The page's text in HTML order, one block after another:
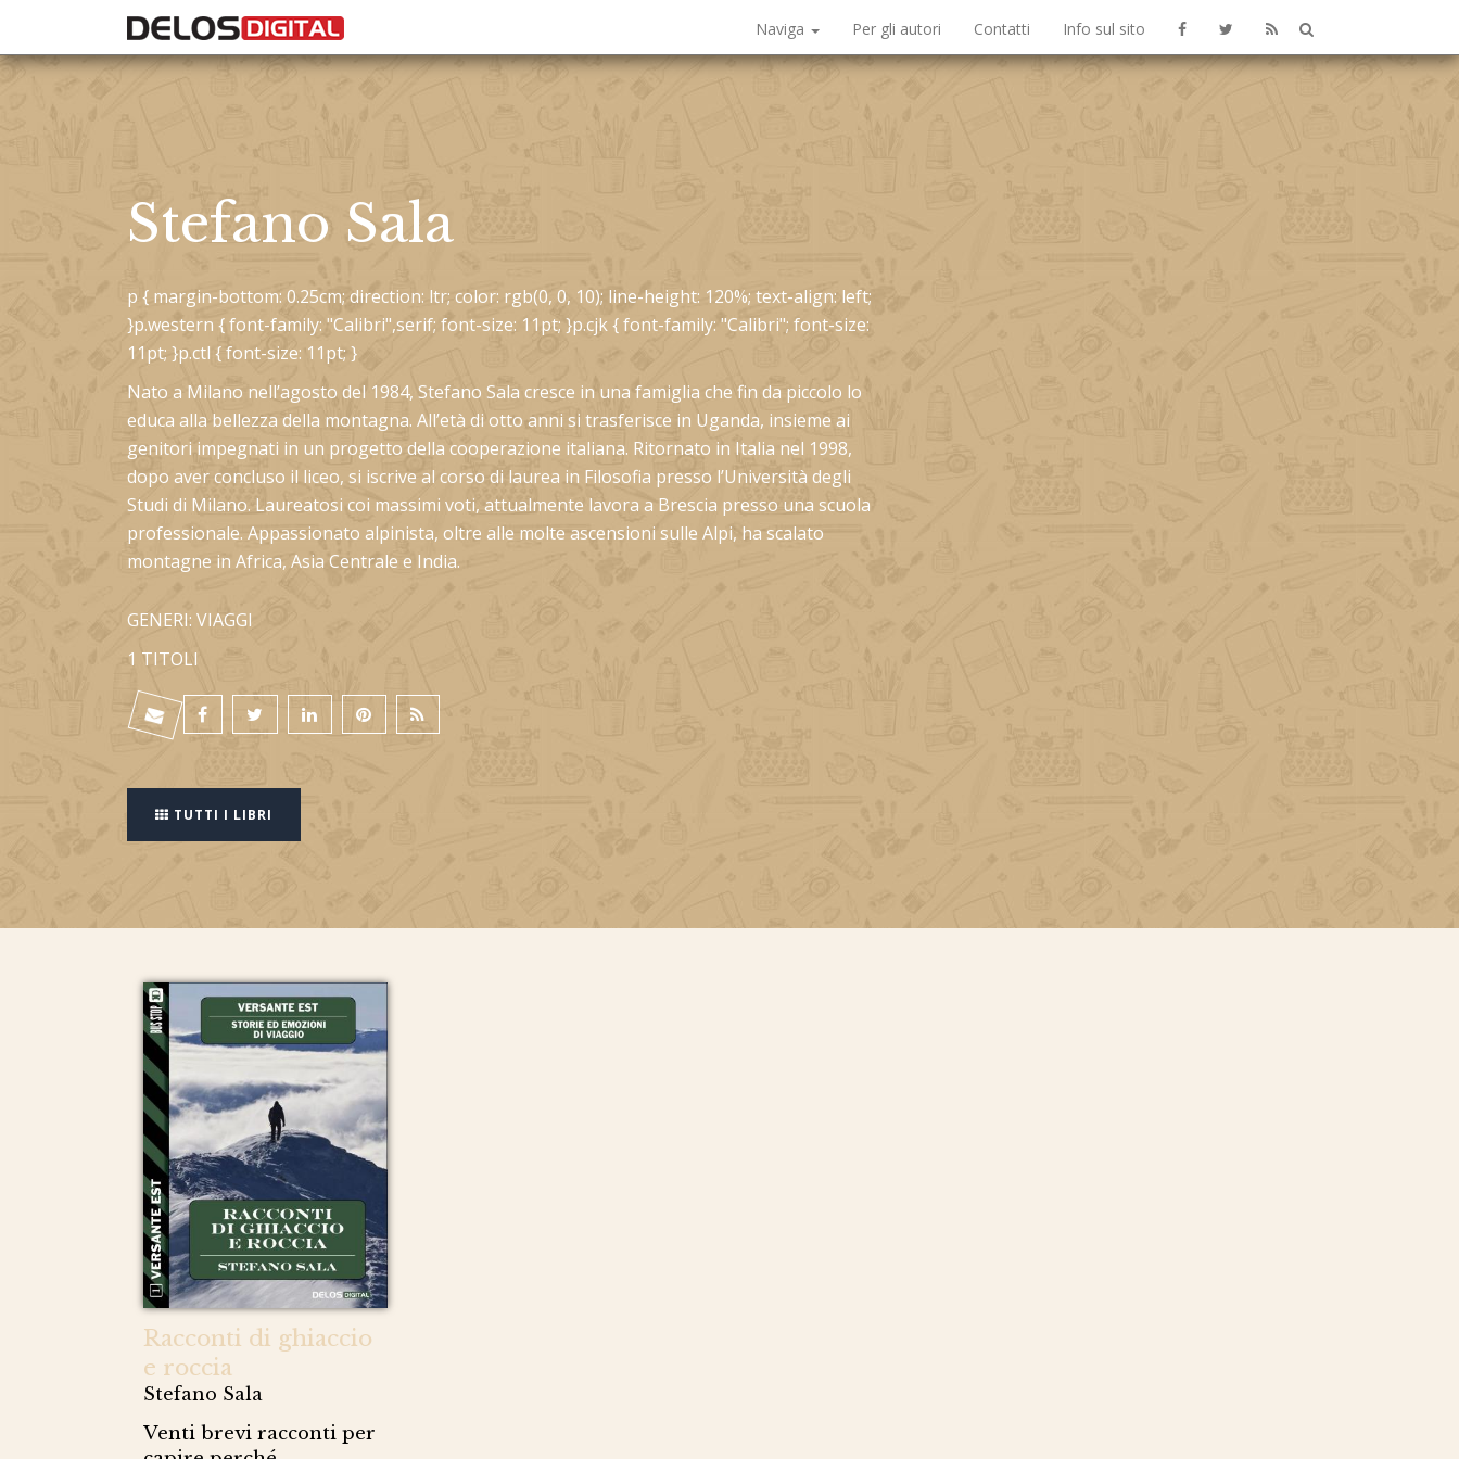
Naviga Per gli autori Contatti Info sul sito
Stefano Sala
p { margin-bottom: 0.25cm; direction: ltr; color: rgb(0, 0, 10); line-height: 120%; text-align: left;
}p.western { font-family: "Calibri",serif; font-size: 11pt; }p.cjk { font-family: "Calibri"; font-size:
11pt; }p.ctl { font-size: 11pt; }
Nato a Milano nell’agosto del 1984, Stefano Sala cresce in una famiglia che fin da piccolo lo
educa alla bellezza della montagna. All’età di otto anni si trasferisce in Uganda, insieme ai
genitori impegnati in un progetto della cooperazione italiana. Ritornato in Italia nel 1998,
dopo aver concluso il liceo, si iscrive al corso di laurea in Filosofia presso l’Università degli
Studi di Milano. Laureatosi coi massimi voti, attualmente lavora a Brescia presso una scuola
professionale. Appassionato alpinista, oltre alle molte ascensioni sulle Alpi, ha scalato
montagne in Africa, Asia Centrale e India.
GENERI: VIAGGI
1 TITOLI
TUTTI I LIBRI
Racconti di ghiaccio
e roccia
Stefano Sala
Venti brevi racconti per